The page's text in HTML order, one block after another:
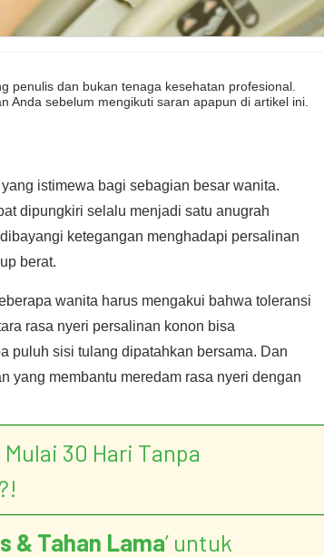
penulis dan bukan tenaga kesehatan profesional.
Anda sebelum mengikuti saran apapun di artikel ini.
istimewa bagi sebagian besar wanita.
dipungkiri selalu menjadi satu anugrah
ketegangan menghadapi persalinan
berat.
wanita harus mengakui bahwa toleransi
rasa nyeri persalinan konon bisa
puluh sisi tulang dipatahkan bersama. Dan
yang membantu meredam rasa nyeri dengan
Mulai 30 Hari Tanpa
& Tahan Lama’ untuk